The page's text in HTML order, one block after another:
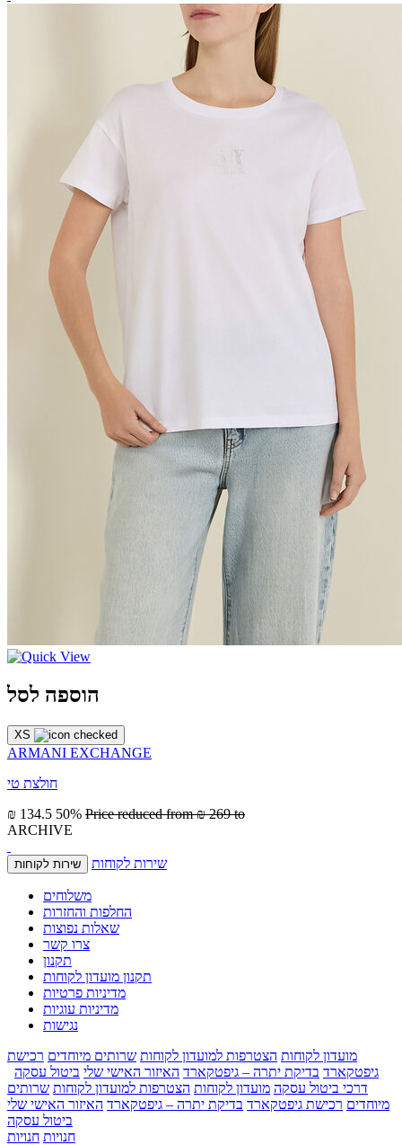
הוספה לסל
XS
ARMANI EXCHANGE
חולצת טי
₪ 134.5 50% Price reduced from₪ 269 to
ARCHIVE
שירות לקוחות שירות לקוחות
משלוחים
החלפות והחזרות
שאלות נפוצות
צרו קשר
תקנון
תקנון מועדון לקוחות
מדיניות פרטיות
מדיניות עוגיות
נגישות
מועדון לקוחות הצטרפות למועדון לקוחות שרותים מיוחדים רכישת
גיפטקארד בדיקת יתרה – גיפטקארד האיזור האישי שלי ביטול עסקה
דרכי ביטול עסקה מועדון לקוחות הצטרפות למועדון לקוחות שרותים
מיוחדים רכישת גיפטקארד בדיקת יתרה – גיפטקארד האיזור האישי שלי
ביטול עסקה
חנויות חנויות